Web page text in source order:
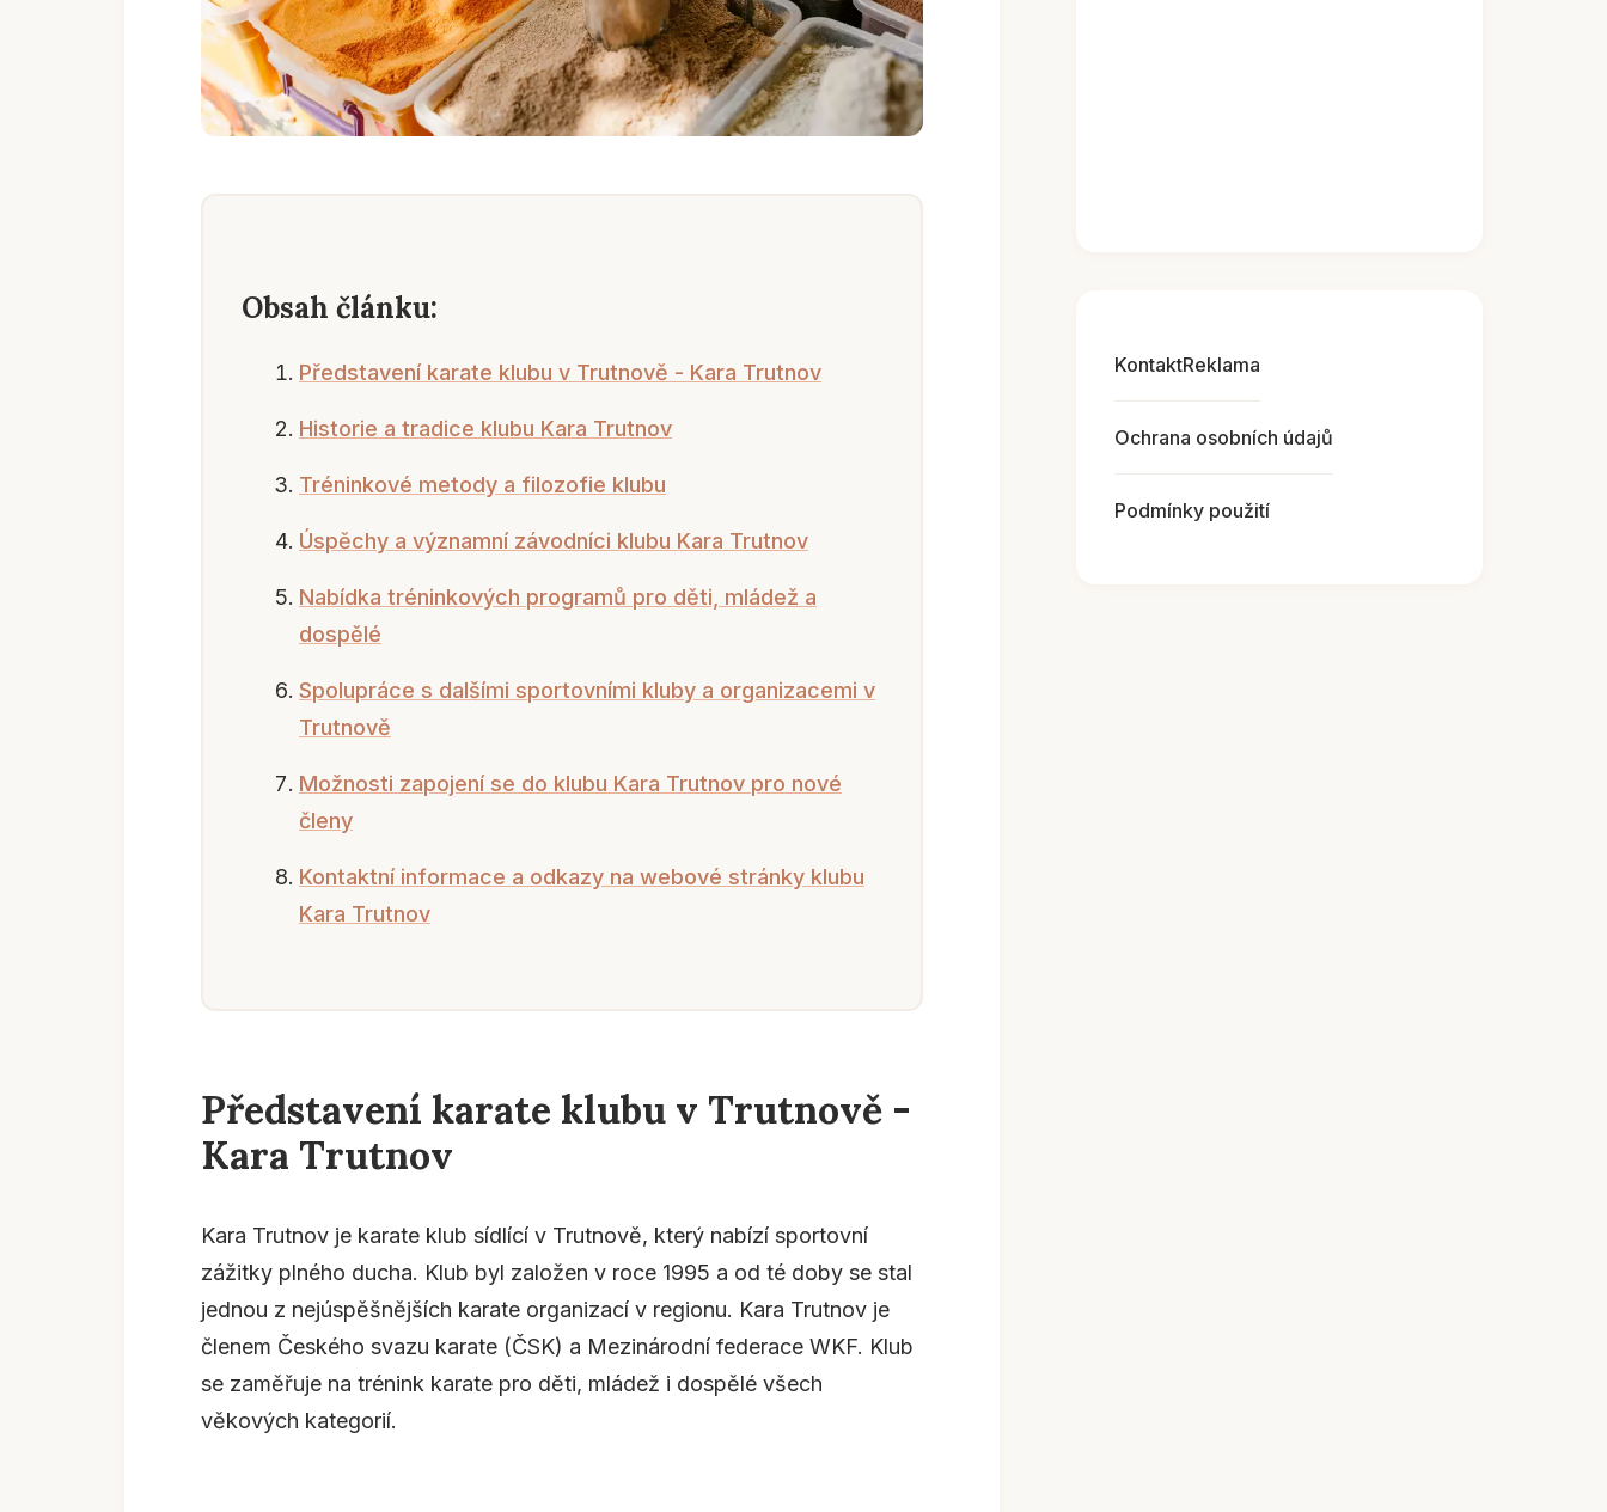
Obsah článku:
Představení karate klubu v Trutnově - Kara Trutnov
Historie a tradice klubu Kara Trutnov
Tréninkové metody a filozofie klubu
Úspěchy a významní závodníci klubu Kara Trutnov
Nabídka tréninkových programů pro děti, mládež a
dospělé
Spolupráce s dalšími sportovními kluby a organizacemi v
Trutnově
Možnosti zapojení se do klubu Kara Trutnov pro nové
členy
Kontaktní informace a odkazy na webové stránky klubu
Kara Trutnov
Představení karate klubu v Trutnově -
Kara Trutnov
Kara Trutnov je karate klub sídlící v Trutnově, který nabízí sportovní
zážitky plného ducha. Klub byl založen v roce 1995 a od té doby se stal
jednou z nejúspěšnějších karate organizací v regionu. Kara Trutnov je
členem Českého svazu karate (ČSK) a Mezinárodní federace WKF. Klub
se zaměřuje na trénink karate pro děti, mládež i dospělé všech
věkových kategorií.
KontaktReklama
Ochrana osobních údajů
Podmínky použití